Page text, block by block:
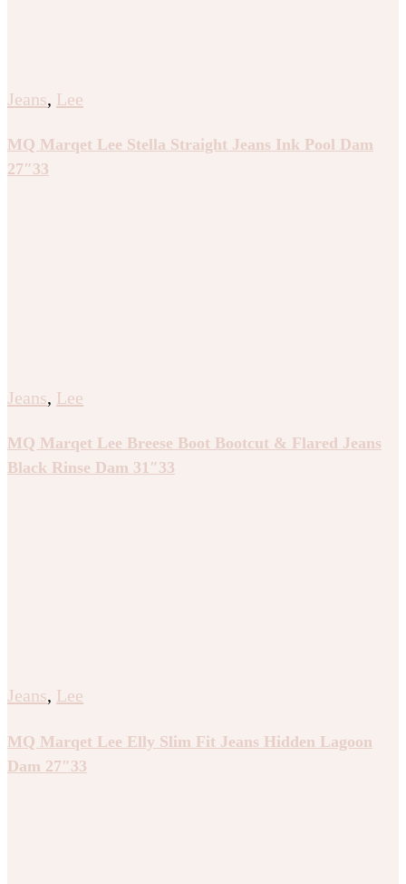
Jeans, Lee
MQ Marqet Lee Stella Straight Jeans Ink Pool Dam
27″33
Jeans, Lee
MQ Marqet Lee Breese Boot Bootcut & Flared Jeans
Black Rinse Dam 31″33
Jeans, Lee
MQ Marqet Lee Elly Slim Fit Jeans Hidden Lagoon
Dam 27″33